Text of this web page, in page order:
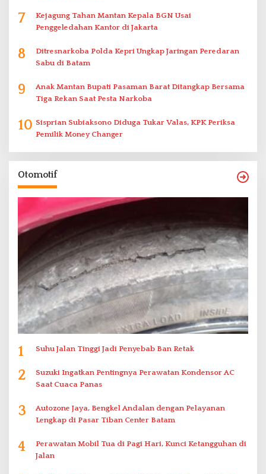
7
Kejagung Tahan Mantan Kepala BGN Usai
Penggeledahan Kantor di Jakarta
8
Ditresnarkoba Polda Kepri Ungkap Jaringan Peredaran
Sabu di Batam
9
Anak Mantan Bupati Pasaman Barat Ditangkap Bersama
Tiga Rekan Saat Pesta Narkoba
10 Sisprian Subiaksono Diduga Tukar Valas, KPK Periksa
Pemilik Money Changer
Otomotif
1 Suhu Jalan Tinggi Jadi Penyebab Ban Retak
2
Suzuki Ingatkan Pentingnya Perawatan Kondensor AC
Saat Cuaca Panas
3
Autozone Jaya, Bengkel Andalan dengan Pelayanan
Lengkap di Pasar Tiban Center Batam
4
Perawatan Mobil Tua di Pagi Hari, Kunci Ketangguhan di
Jalan